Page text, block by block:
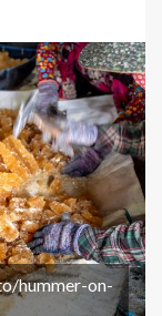
hummer-on-